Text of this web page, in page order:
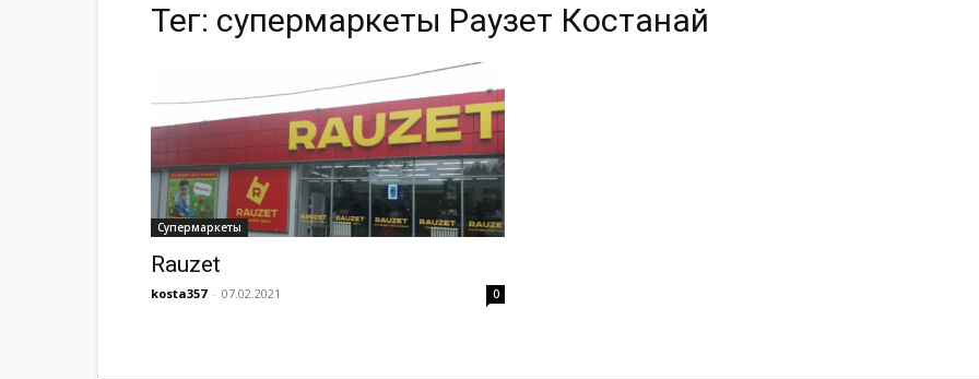
Тег: супермаркеты Раузет Костанай
Супермаркеты
Rauzet
kosta357 - 07.02.2021 0